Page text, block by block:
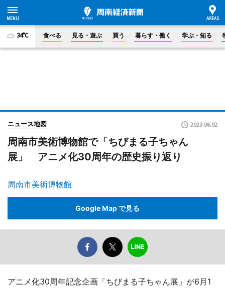
34°C 食べる 見る・遊ぶ 買う 暮らす・働く 学ぶ・知る
ニュース地図 2023.06.02
周南市美術博物館で「ちびまる子ちゃん
展」 アニメ化30周年の歴史振り返り
周南市美術博物館
Google Map で見る
アニメ化30周年記念企画「ちびまる子ちゃん展」が6月1